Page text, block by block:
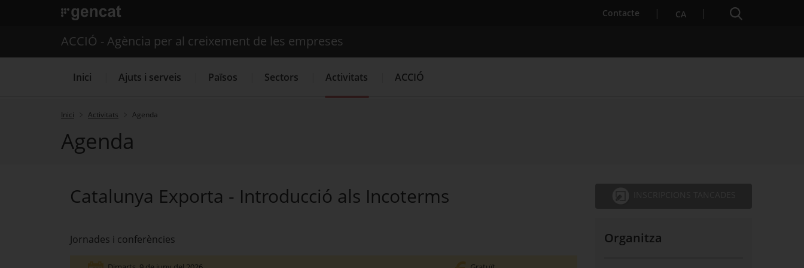
. Obre en una nova finestra. Contacte . Obre en una nova finestra.
CA Cercador
Cercador
Serveis d'internacionalització
ACCIÓ - Agència per al creixement de les empreses
Inici Ajuts i serveis Països Sectors Activitats ACCIÓ
Inici Activitats Agenda
Agenda
Catalunya Exporta - Introducció als Incoterms
Jornades i conferències Organitza